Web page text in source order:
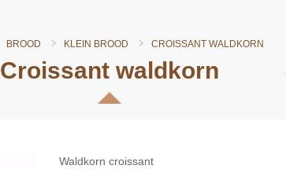
BROOD KLEIN BROOD CROISSANT WALDKORN
Croissant waldkorn
Waldkorn croissant